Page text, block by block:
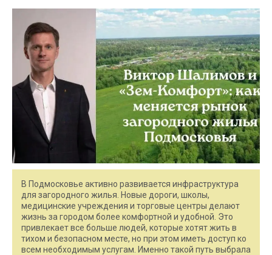
В Подмосковье активно развивается инфраструктура
для загородного жилья. Новые дороги, школы,
медицинские учреждения и торговые центры делают
жизнь за городом более комфортной и удобной. Это
привлекает все больше людей, которые хотят жить в
тихом и безопасном месте, но при этом иметь доступ ко
всем необходимым услугам. Именно такой путь выбрала